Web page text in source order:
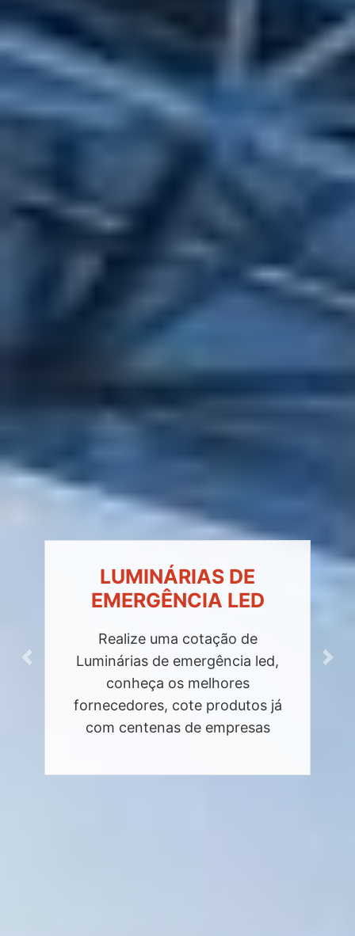
LUMINÁRIAS DE
EMERGÊNCIA LED
Realize uma cotação de
Luminárias de emergência led,
conheça os melhores
fornecedores, cote produtos já
com centenas de empresas
Previous Next